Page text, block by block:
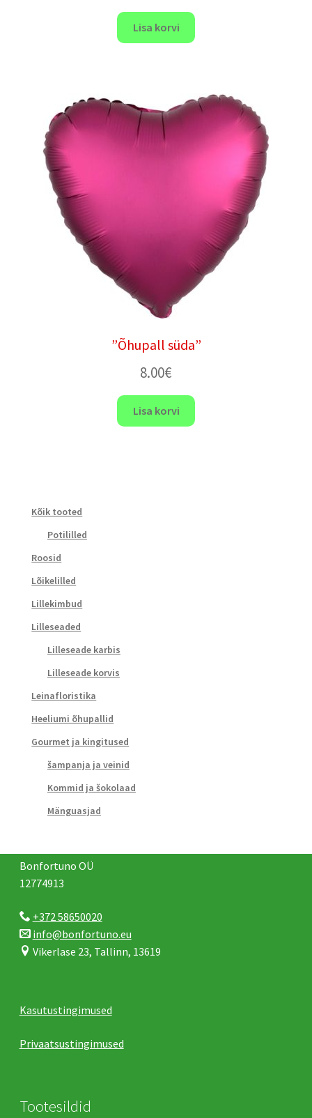
Lisa korvi
”Õhupall süda”
8.00€
Lisa korvi
Kõik tooted
Potililled
Roosid
Lõikelilled
Lillekimbud
Lilleseaded
Lilleseade karbis
Lilleseade korvis
Leinafloristika
Heeliumi õhupallid
Gourmet ja kingitused
šampanja ja veinid
Kommid ja šokolaad
Mänguasjad
Bonfortuno OÜ
12774913
+372 58650020
info@bonfortuno.eu
Vikerlase 23, Tallinn, 13619
Kasutustingimused
Privaatsustingimused
Tootesildid